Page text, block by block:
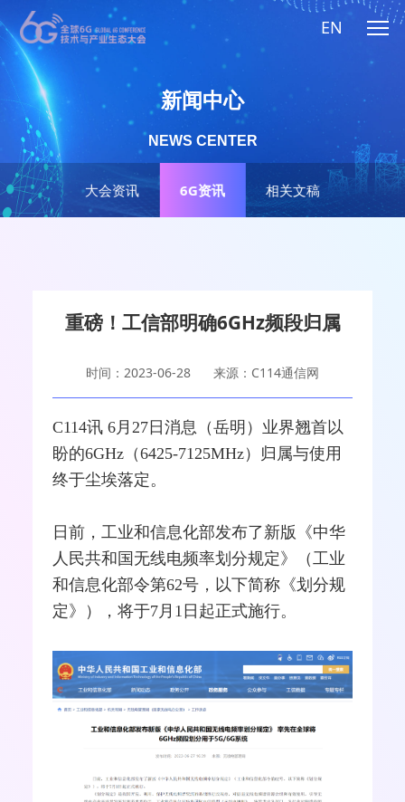
EN
大会资讯 6G资讯 相关文稿
新闻中心
NEWS CENTER
重磅！工信部明确6GHz频段归属
时间：2023-06-28 来源：C114通信网
C114讯 6月27日消息（岳明）业界翘首以
盼的6GHz（6425-7125MHz）归属与使用
终于尘埃落定。
日前，工业和信息化部发布了新版《中华
人民共和国无线电频率划分规定》（工业
和信息化部令第62号，以下简称《划分规
定》），将于7月1日起正式施行。